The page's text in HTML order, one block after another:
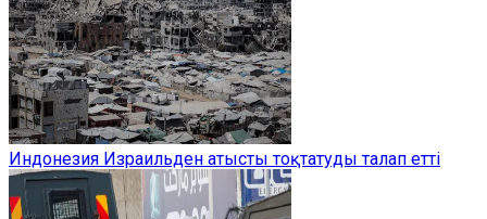
Индонезия Израильден атысты тоқтатуды талап етті